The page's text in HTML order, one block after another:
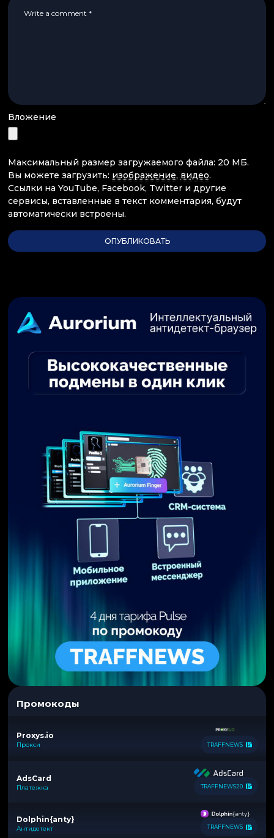
Вложение
Максимальный размер загружаемого файла: 20 МБ.
Вы можете загрузить: изображение, видео.
Ссылки на YouTube, Facebook, Twitter и другие
сервисы, вставленные в текст комментария, будут
автоматически встроены.
Промокоды
Proxys.io
Прокси TRAFFNEWS
AdsCard
Платежка TRAFFNEWS20
Dolphin{anty}
Антидетект TRAFFNEWS